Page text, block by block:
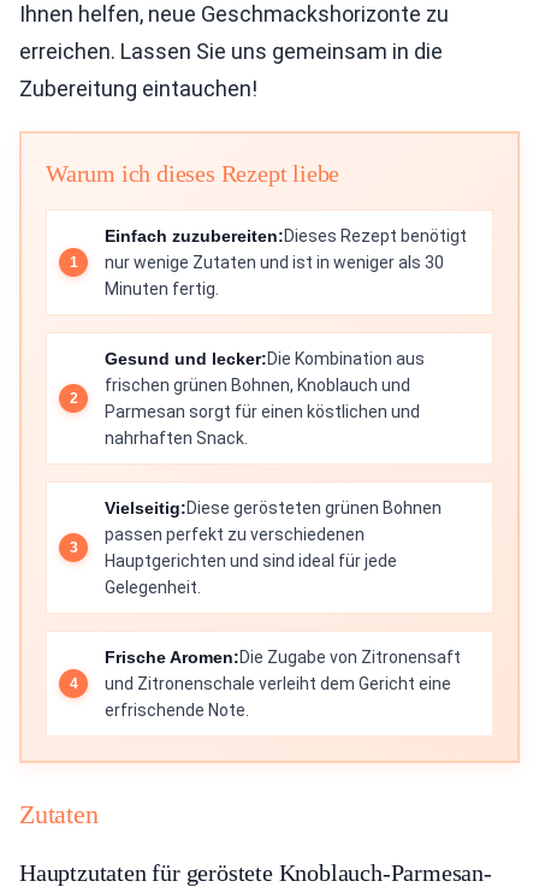
Ihnen helfen, neue Geschmackshorizonte zu
erreichen. Lassen Sie uns gemeinsam in die
Zubereitung eintauchen!
Warum ich dieses Rezept liebe
Einfach zuzubereiten:Dieses Rezept benötigt
nur wenige Zutaten und ist in weniger als 30
Minuten fertig.
Gesund und lecker:Die Kombination aus
frischen grünen Bohnen, Knoblauch und
Parmesan sorgt für einen köstlichen und
nahrhaften Snack.
Vielseitig:Diese gerösteten grünen Bohnen
passen perfekt zu verschiedenen
Hauptgerichten und sind ideal für jede
Gelegenheit.
Frische Aromen:Die Zugabe von Zitronensaft
und Zitronenschale verleiht dem Gericht eine
erfrischende Note.
Zutaten
Hauptzutaten für geröstete Knoblauch-Parmesan-